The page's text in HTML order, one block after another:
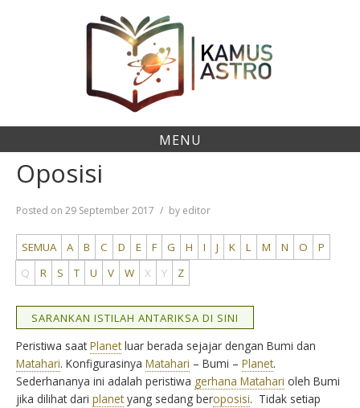
MENU
Oposisi
Posted on 29 September 2017 by editor
SEMUA A B C D E F G H I J K L M N O
P
Q
R S T U V W X Y Z
SARANKAN ISTILAH ANTARIKSA DI SINI
Peristiwa saatPlanetluar berada sejajar dengan Bumi dan
Matahari. Konfigurasinya Matahari – Bumi – Planet.
Sederhananya ini adalah peristiwa gerhana Matahari oleh Bumi
jika dilihat dari planetyang sedang beroposisi. Tidak setiap